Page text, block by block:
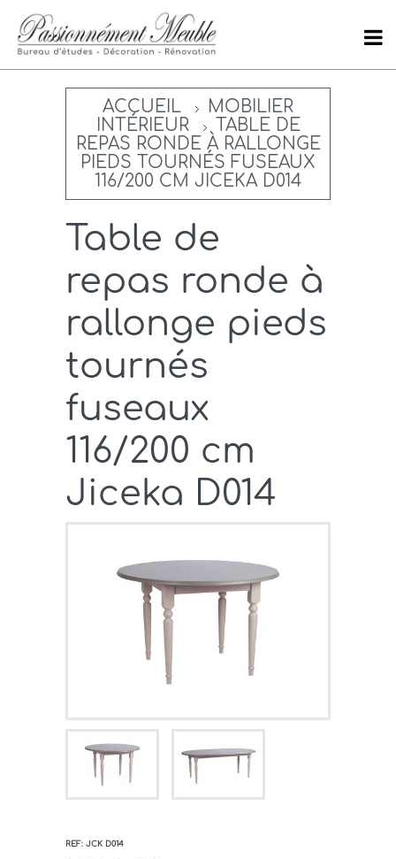
ACCUEIL
MOBILIER
INTÉRIEUR
TABLE DE
REPAS RONDE À RALLONGE
PIEDS TOURNÉS FUSEAUX
116/200 CM JICEKA D014
Table de
repas ronde à
rallonge pieds
tournés
fuseaux
116/200 cm
Jiceka D014
REF: JCK D014